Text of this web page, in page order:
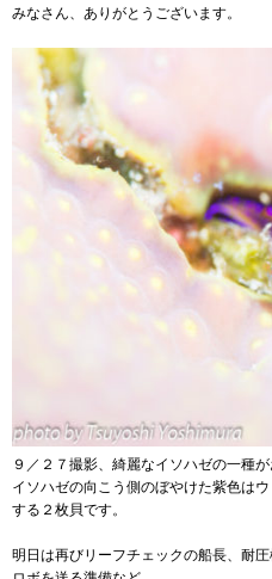
みなさん、ありがとうございます。
９／２７撮影、綺麗なイソハゼの一種
イソハゼの向こう側のぼやけた紫色は
する２枚貝です。
明日は再びリーフチェックの船長、耐